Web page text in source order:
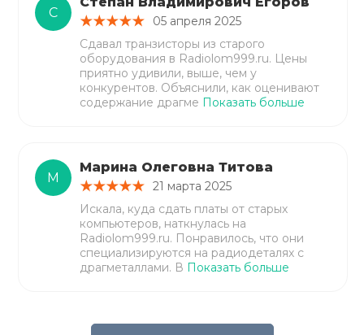
С
05 апреля 2025
Сдавал транзисторы из старого
оборудования в Radiolom999.ru. Цены
приятно удивили, выше, чем у
конкурентов. Объяснили, как оценивают
содержание драгме Показать больше
М
Марина Олеговна Титова
21 марта 2025
Искала, куда сдать платы от старых
компьютеров, наткнулась на
Radiolom999.ru. Понравилось, что они
специализируются на радиодеталях с
драгметаллами. В Показать больше